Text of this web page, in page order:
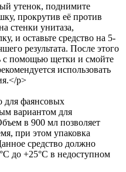
утенок, поднимите
прокрутив её против
стенки унитаза,
и оставьте средство на 5-
результата. После этого
с помощью щетки и смойте
использовать
p>
для фаянсовых
вариантом для
в 900 мл позволяет
при этом упаковка
средство должно
до +25°C в недоступном